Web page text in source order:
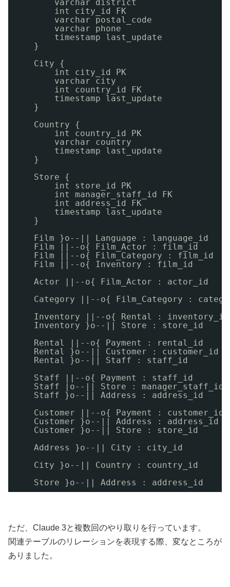
varchar district
int city_id FK
varchar postal_code
varchar phone
timestamp last_update
}
City {
int city_id PK
varchar city
int country_id FK
timestamp last_update
}
Country {
int country_id PK
varchar country
timestamp last_update
}
Store {
int store_id PK
int manager_staff_id FK
int address_id FK
timestamp last_update
}
Film }o--|| Language : language_id
Film ||--o{ Film_Actor : film_id
Film ||--o{ Film_Category : film_id
Film ||--o{ Inventory : film_id
Actor ||--o{ Film_Actor : actor_id
Category ||--o{ Film_Category :
Inventory ||--o{ Rental : inventory_id
Inventory }o--|| Store : store_id
Rental ||--o{ Payment : rental_id
Rental }o--|| Customer : customer_id
Rental }o--|| Staff : staff_id
Staff ||--o{ Payment : staff_id
Staff |o--|| Store : manager_staff_id
Staff }o--|| Address : address_id
Customer ||--o{ Payment : customer_id
Customer }o--|| Address : address_id
Customer }o--|| Store : store_id
Address }o--|| City : city_id
City }o--|| Country : country_id
Store }o--|| Address : address_id
ただ、Claude 3と複数回のやり取りを行っています。
関連テーブルのリレーションを表現する際、変なところが
ありました。